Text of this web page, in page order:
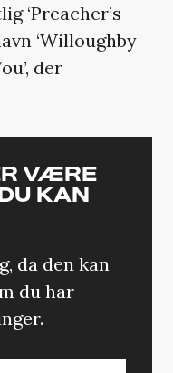
‘Preacher’s
‘Willoughby
der
VÆRE
KAN
da den kan
du har